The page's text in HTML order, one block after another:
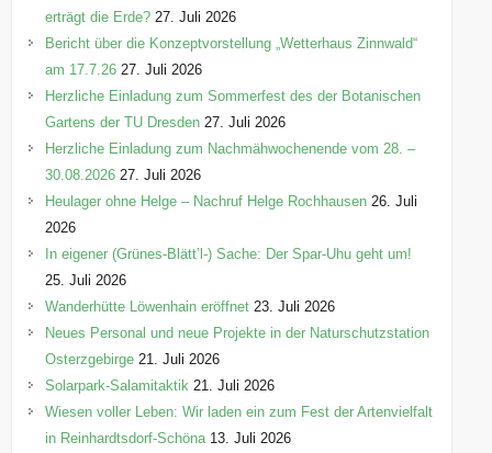
erträgt die Erde? 27. Juli 2026
Bericht über die Konzeptvorstellung „Wetterhaus Zinnwald“
am 17.7.26 27. Juli 2026
Herzliche Einladung zum Sommerfest des der Botanischen
Gartens der TU Dresden 27. Juli 2026
Herzliche Einladung zum Nachmähwochenende vom 28. –
30.08.2026 27. Juli 2026
Heulager ohne Helge – Nachruf Helge Rochhausen 26. Juli
2026
In eigener (Grünes-Blätt’l-) Sache: Der Spar-Uhu geht um!
25. Juli 2026
Wanderhütte Löwenhain eröffnet 23. Juli 2026
Neues Personal und neue Projekte in der Naturschutzstation
Osterzgebirge 21. Juli 2026
Solarpark-Salamitaktik 21. Juli 2026
Wiesen voller Leben: Wir laden ein zum Fest der Artenvielfalt
in Reinhardtsdorf-Schöna 13. Juli 2026